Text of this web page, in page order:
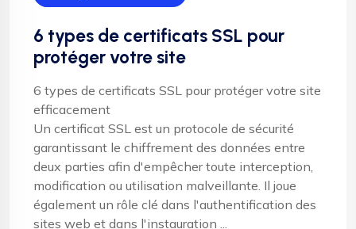
6 types de certificats SSL pour
protéger votre site
6 types de certificats SSL pour protéger votre site
efficacement
Un certificat SSL est un protocole de sécurité
garantissant le chiffrement des données entre
deux parties afin d'empêcher toute interception,
modification ou utilisation malveillante. Il joue
également un rôle clé dans l'authentification des
sites web et dans l'instauration ...